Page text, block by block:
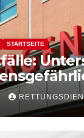
STARTSEITE